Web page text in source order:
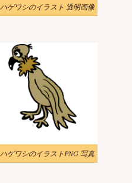
ハゲワシのイラスト 透明画像
ハゲワシのイラストPNG 写真